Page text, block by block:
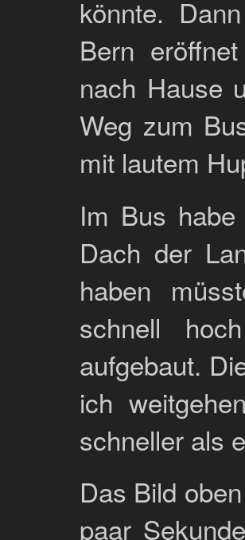
könnte.
Bern
nach Hause
Weg zum
mit lautem
Im Bus
Dach der
haben
schnell
aufgebaut.
ich
schneller als
Das Bild
paar